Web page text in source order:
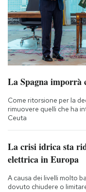
La Spagna
Come ritorsione per la
rimuovere quelli che ha
Ceuta
La crisi idrica sta
elettrica in Europa
A causa dei livelli molto
dovuto chiudere o